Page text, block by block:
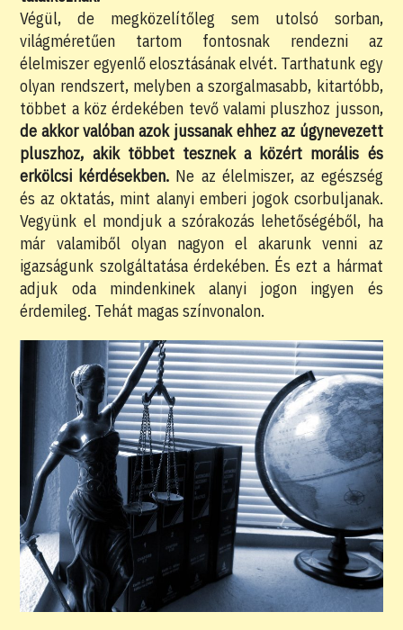
Végül, de megközelítőleg sem utolsó sorban,
világméretűen tartom fontosnak rendezni az
élelmiszer egyenlő elosztásának elvét. Tarthatunk egy
olyan rendszert, melyben a szorgalmasabb, kitartóbb,
többet a köz érdekében tevő valami pluszhoz jusson,
de akkor valóban azok jussanak ehhez az úgynevezett
pluszhoz, akik többet tesznek a közért morális és
erkölcsi kérdésekben. Ne az élelmiszer, az egészség
és az oktatás, mint alanyi emberi jogok csorbuljanak.
Vegyünk el mondjuk a szórakozás lehetőségéből, ha
már valamiből olyan nagyon el akarunk venni az
igazságunk szolgáltatása érdekében. És ezt a hármat
adjuk oda mindenkinek alanyi jogon ingyen és
érdemileg. Tehát magas színvonalon.